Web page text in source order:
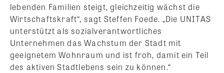
lebenden Familien steigt, gleichzeitig wächst die
Wirtschaftskraft“, sagt Steffen Foede. „Die UNITAS
unterstützt als sozialverantwortliches
Unternehmen das Wachstum der Stadt mit
geeignetem Wohnraum und ist froh, damit ein Teil
des aktiven Stadtlebens sein zu können.“